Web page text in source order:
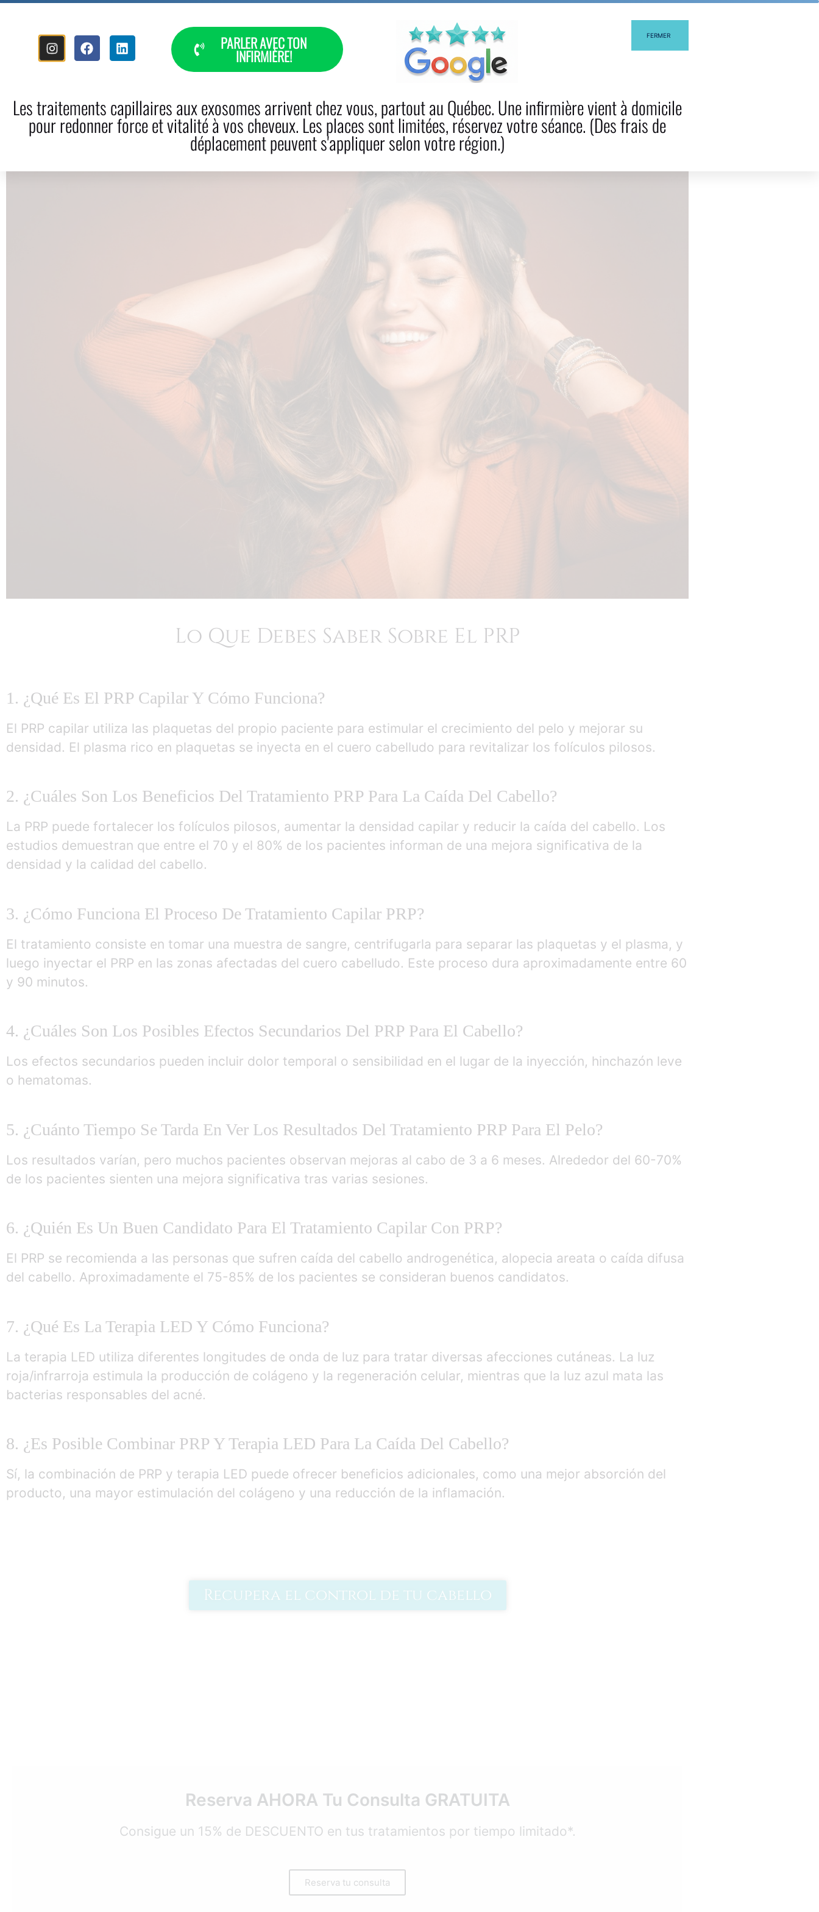
PRODUCTOS
Lo Que Debes Saber Sobre El PRP
1. ¿Qué Es El PRP Capilar Y Cómo Funciona?
El PRP capilar utiliza las plaquetas del propio paciente para estimular el crecimiento del pelo y mejorar su
densidad. El plasma rico en plaquetas se inyecta en el cuero cabelludo para revitalizar los folículos pilosos.
2. ¿Cuáles Son Los Beneficios Del Tratamiento PRP Para La Caída Del Cabello?
La PRP puede fortalecer los folículos pilosos, aumentar la densidad capilar y reducir la caída del cabello. Los
estudios demuestran que entre el 70 y el 80% de los pacientes informan de una mejora significativa de la
densidad y la calidad del cabello.
3. ¿Cómo Funciona El Proceso De Tratamiento Capilar PRP?
El tratamiento consiste en tomar una muestra de sangre, centrifugarla para separar las plaquetas y el plasma, y
luego inyectar el PRP en las zonas afectadas del cuero cabelludo. Este proceso dura aproximadamente entre 60
y 90 minutos.
4. ¿Cuáles Son Los Posibles Efectos Secundarios Del PRP Para El Cabello?
Los efectos secundarios pueden incluir dolor temporal o sensibilidad en el lugar de la inyección, hinchazón leve
o hematomas.
5. ¿Cuánto Tiempo Se Tarda En Ver Los Resultados Del Tratamiento PRP Para El Pelo?
Los resultados varían, pero muchos pacientes observan mejoras al cabo de 3 a 6 meses. Alrededor del 60-70%
de los pacientes sienten una mejora significativa tras varias sesiones.
6. ¿Quién Es Un Buen Candidato Para El Tratamiento Capilar Con PRP?
El PRP se recomienda a las personas que sufren caída del cabello androgenética, alopecia areata o caída difusa
del cabello. Aproximadamente el 75-85% de los pacientes se consideran buenos candidatos.
7. ¿Qué Es La Terapia LED Y Cómo Funciona?
La terapia LED utiliza diferentes longitudes de onda de luz para tratar diversas afecciones cutáneas. La luz
roja/infrarroja estimula la producción de colágeno y la regeneración celular, mientras que la luz azul mata las
bacterias responsables del acné.
8. ¿Es Posible Combinar PRP Y Terapia LED Para La Caída Del Cabello?
Sí, la combinación de PRP y terapia LED puede ofrecer beneficios adicionales, como una mejor absorción del
producto, una mayor estimulación del colágeno y una reducción de la inflamación.
Recupera el control de tu cabello
Reserva AHORA Tu Consulta GRATUITA
Consigue un 15% de DESCUENTO en tus tratamientos por tiempo limitado*.
Reserva tu consulta
PARLER AVEC TON
INFIRMIÈRE!
FERMER
Les traitements capillaires aux exosomes arrivent chez vous, partout au Québec. Une infirmière vient à domicile
pour redonner force et vitalité à vos cheveux. Les places sont limitées, réservez votre séance. (Des frais de
déplacement peuvent s'appliquer selon votre région.)